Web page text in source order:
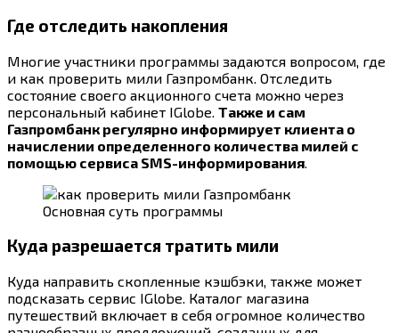
Где отследить накопления
Многие участники программы задаются вопросом, где
и как проверить мили Газпромбанк. Отследить
состояние своего акционного счета можно через
персональный кабинет IGlobe. Также и сам
Газпромбанк регулярно информирует клиента о
начислении определенного количества милей с
помощью сервиса SMS-информирования
Основная суть программы
Куда разрешается тратить мили
Куда направить скопленные кэшбэки, также может
подсказать сервис IGlobe. Каталог магазина
путешествий включает в себя огромное количество